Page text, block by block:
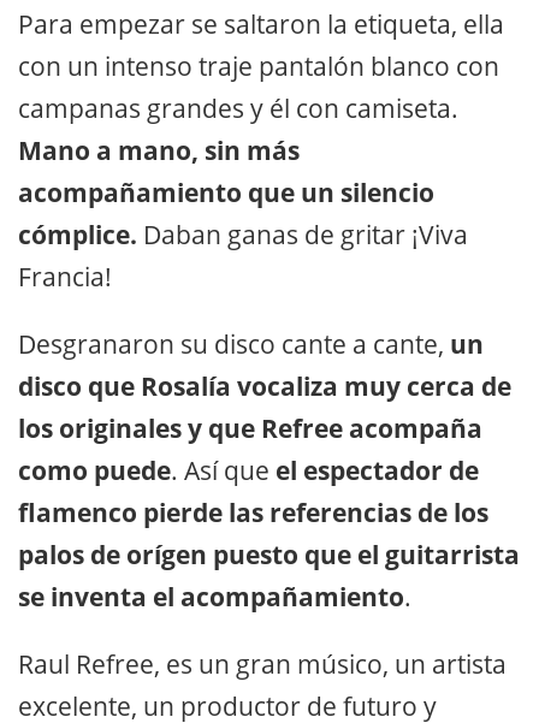
Para empezar se saltaron la etiqueta, ella
con un intenso traje pantalón blanco con
campanas grandes y él con camiseta.
Mano a mano, sin más
acompañamiento que un silencio
cómplice. Daban ganas de gritar ¡Viva
Francia!
Desgranaron su disco cante a cante, un
disco que Rosalía vocaliza muy cerca de
los originales y que Refree acompaña
como puede. Así que el espectador de
flamenco pierde las referencias de los
palos de orígen puesto que el guitarrista
se inventa el acompañamiento.
Raul Refree, es un gran músico, un artista
excelente, un productor de futuro y